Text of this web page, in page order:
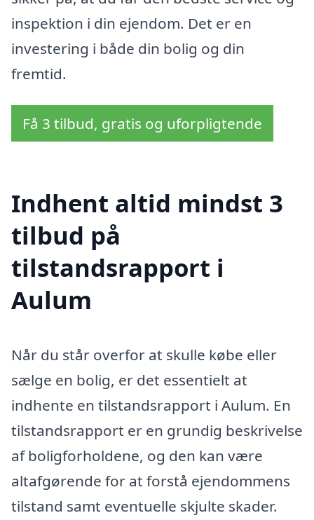
inspektion i din ejendom. Det er en
investering i både din bolig og din
fremtid.
Få 3 tilbud, gratis og uforpligtende
Indhent altid mindst 3
tilbud på
tilstandsrapport i
Aulum
Når du står overfor at skulle købe eller
sælge en bolig, er det essentielt at
indhente en tilstandsrapport i Aulum. En
tilstandsrapport er en grundig beskrivelse
af boligforholdene, og den kan være
altafgørende for at forstå ejendommens
tilstand samt eventuelle skjulte skader.